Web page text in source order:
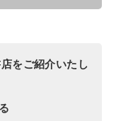
をご紹介いたし